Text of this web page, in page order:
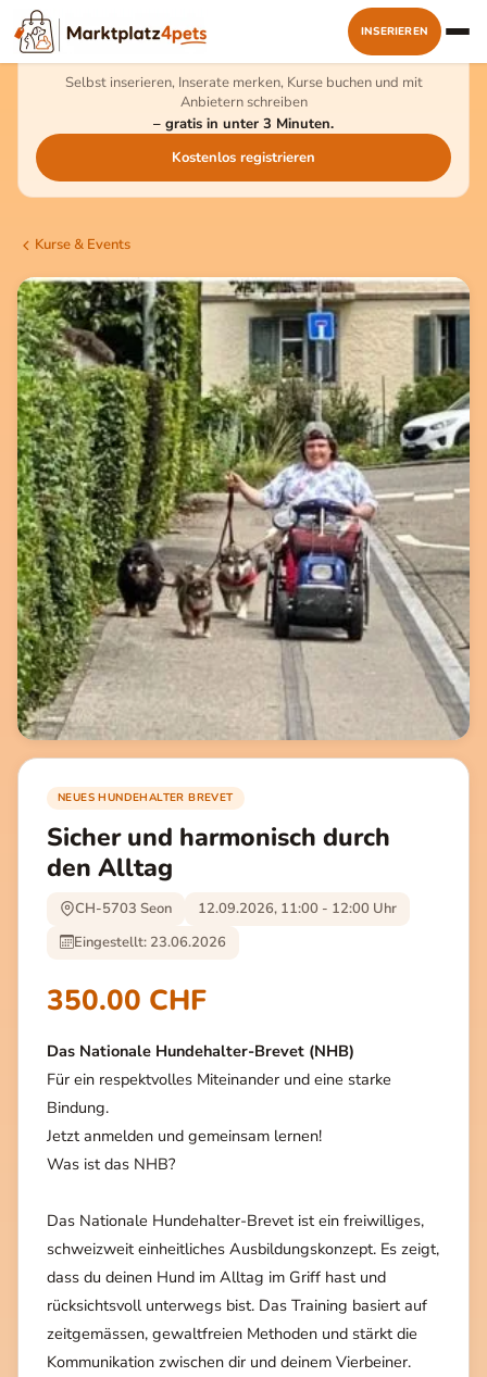
INSERIEREN
Selbst inserieren, Inserate merken, Kurse buchen und mit
Anbietern schreiben
– gratis in unter 3 Minuten.
Kostenlos registrieren
Kurse & Events
NEUES HUNDEHALTER BREVET
Sicher und harmonisch durch
den Alltag
CH-5703 Seon
12.09.2026, 11:00 - 12:00 Uhr
Eingestellt: 23.06.2026
350.00 CHF
Das Nationale Hundehalter-Brevet (NHB)
Für ein respektvolles Miteinander und eine starke
Bindung.
Jetzt anmelden und gemeinsam lernen!
Was ist das NHB?
Das Nationale Hundehalter-Brevet ist ein freiwilliges,
schweizweit einheitliches Ausbildungskonzept. Es zeigt,
dass du deinen Hund im Alltag im Griff hast und
rücksichtsvoll unterwegs bist. Das Training basiert auf
zeitgemässen, gewaltfreien Methoden und stärkt die
Kommunikation zwischen dir und deinem Vierbeiner.